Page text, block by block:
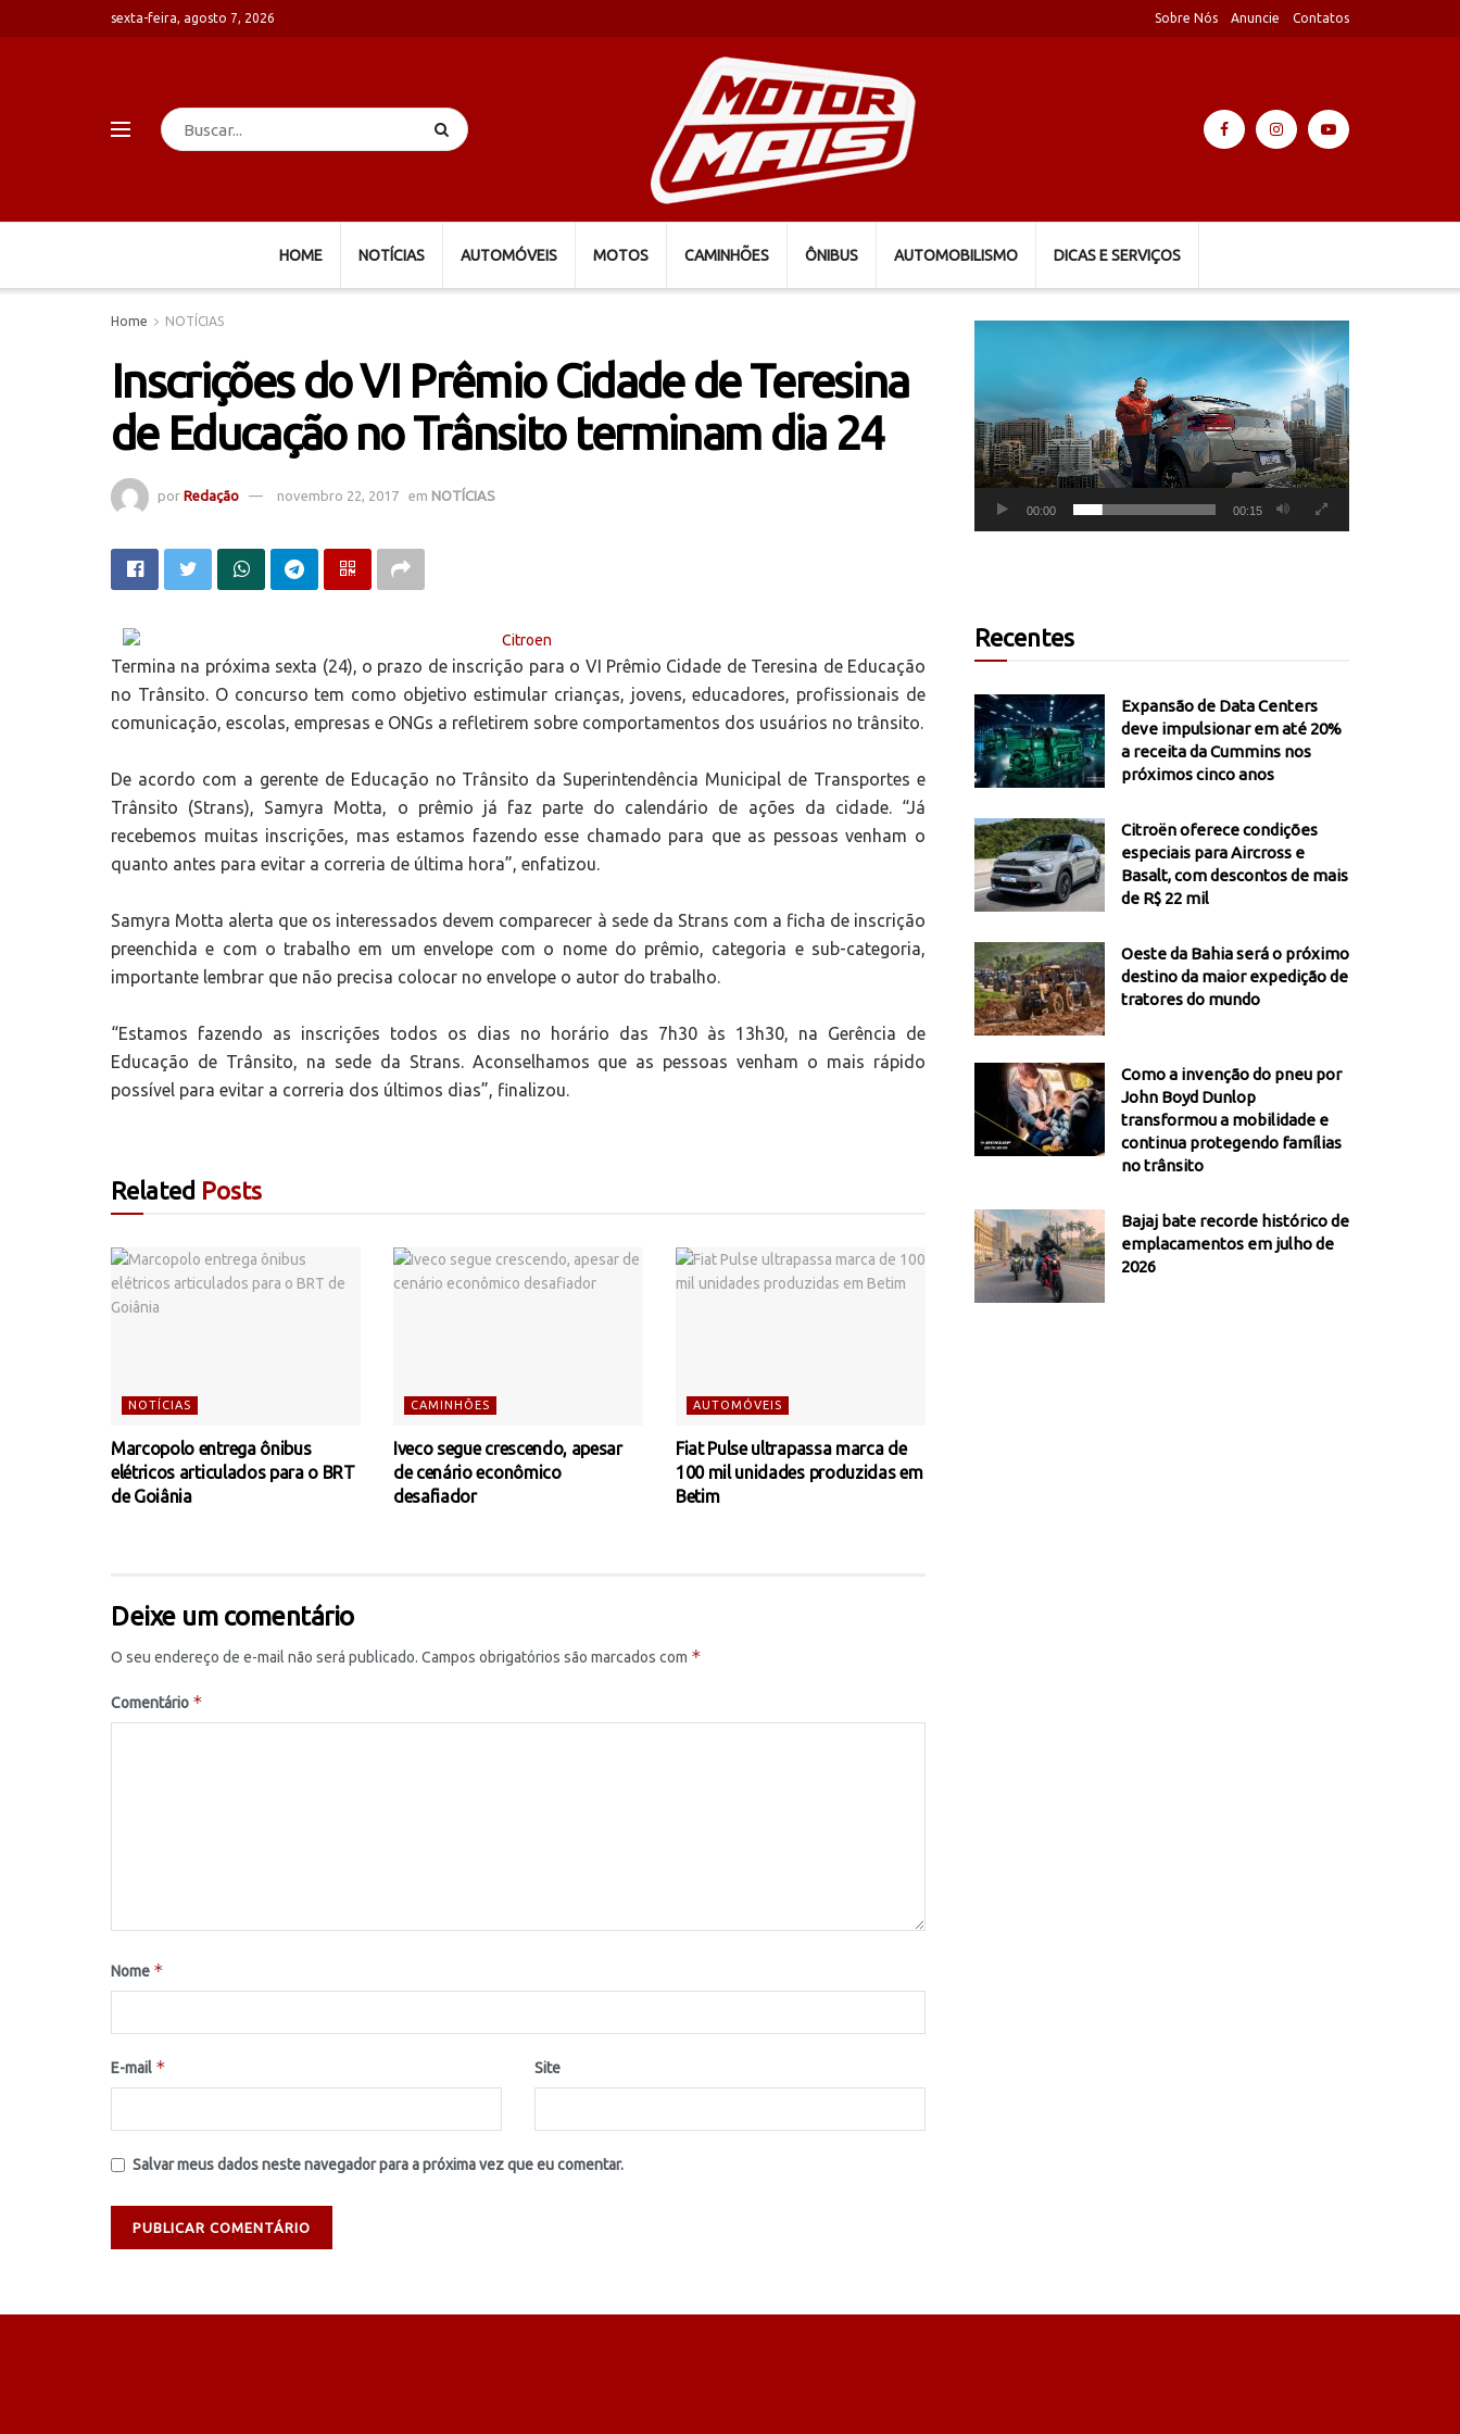
sexta-feira, agosto 7, 2026 Sobre Nós Anuncie Contatos
HOME NOTÍCIAS AUTOMÓVEIS MOTOS CAMINHÕES ÔNIBUS AUTOMOBILISMO DICAS E SERVIÇOS
Home NOTÍCIAS
Inscrições do VI Prêmio Cidade de Teresina
de Educação no Trânsito terminam dia 24
por Redação novembro 22, 2017 em NOTÍCIAS
Termina na próxima sexta (24), o prazo de inscrição para o VI Prêmio Cidade de Teresina de Educação
no Trânsito. O concurso tem como objetivo estimular crianças, jovens, educadores, profissionais de
comunicação, escolas, empresas e ONGs a refletirem sobre comportamentos dos usuários no trânsito.
De acordo com a gerente de Educação no Trânsito da Superintendência Municipal de Transportes e
Trânsito (Strans), Samyra Motta, o prêmio já faz parte do calendário de ações da cidade. “Já
recebemos muitas inscrições, mas estamos fazendo esse chamado para que as pessoas venham o
quanto antes para evitar a correria de última hora”, enfatizou.
Samyra Motta alerta que os interessados devem comparecer à sede da Strans com a ficha de inscrição
preenchida e com o trabalho em um envelope com o nome do prêmio, categoria e sub-categoria,
importante lembrar que não precisa colocar no envelope o autor do trabalho.
“Estamos fazendo as inscrições todos os dias no horário das 7h30 às 13h30, na Gerência de
Educação de Trânsito, na sede da Strans. Aconselhamos que as pessoas venham o mais rápido
possível para evitar a correria dos últimos dias”, finalizou.
Related Posts
NOTÍCIAS
Marcopolo entrega ônibus
elétricos articulados para o BRT
de Goiânia
CAMINHÕES
Iveco segue crescendo, apesar
de cenário econômico
desafiador
AUTOMÓVEIS
Fiat Pulse ultrapassa marca de
100 mil unidades produzidas em
Betim
Deixe um comentário
O seu endereço de e-mail não será publicado. Campos obrigatórios são marcados com *
Comentário *
Nome *
E-mail * Site
Salvar meus dados neste navegador para a próxima vez que eu comentar.
00:00 00:15
Recentes
Expansão de Data Centers
deve impulsionar em até 20%
a receita da Cummins nos
próximos cinco anos
Citroën oferece condições
especiais para Aircross e
Basalt, com descontos de mais
de R$ 22 mil
Oeste da Bahia será o próximo
destino da maior expedição de
tratores do mundo
Como a invenção do pneu por
John Boyd Dunlop
transformou a mobilidade e
continua protegendo famílias
no trânsito
Bajaj bate recorde histórico de
emplacamentos em julho de
2026